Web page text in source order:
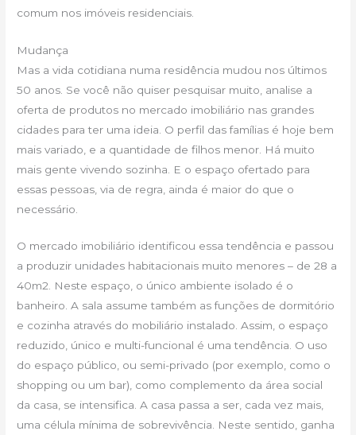
comum nos imóveis residenciais.
Mudança
Mas a vida cotidiana numa residência mudou nos últimos
50 anos. Se você não quiser pesquisar muito, analise a
oferta de produtos no mercado imobiliário nas grandes
cidades para ter uma ideia. O perfil das famílias é hoje bem
mais variado, e a quantidade de filhos menor. Há muito
mais gente vivendo sozinha. E o espaço ofertado para
essas pessoas, via de regra, ainda é maior do que o
necessário.
O mercado imobiliário identificou essa tendência e passou
a produzir unidades habitacionais muito menores – de 28 a
40m2. Neste espaço, o único ambiente isolado é o
banheiro. A sala assume também as funções de dormitório
e cozinha através do mobiliário instalado. Assim, o espaço
reduzido, único e multi-funcional é uma tendência. O uso
do espaço público, ou semi-privado (por exemplo, como o
shopping ou um bar), como complemento da área social
da casa, se intensifica. A casa passa a ser, cada vez mais,
uma célula mínima de sobrevivência. Neste sentido, ganha